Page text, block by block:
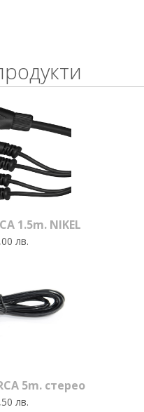
1.5m. NIKEL
лв.
5m. стерео
лв.